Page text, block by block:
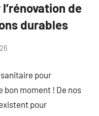
de
durables
pour
bon moment ! De nos
pour